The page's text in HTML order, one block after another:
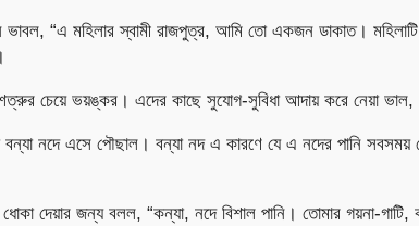
ভাবল, “এ মহিলার স্বামী রাজপুত্র, আমি তো একজন ডাকাত।
শত্রুর চেয়ে ভয়ঙ্কর। এদের কাছে সুযোগ-সুবিধা আদায় করে নেয়া ভাল,
বন্যা নদে এসে পৌছাল। বন্যা নদ এ কারণে যে এ নদের পানি
দেয়ার জন্য বলল, “কন্যা, নদে বিশাল পানি। তোমার গয়না-